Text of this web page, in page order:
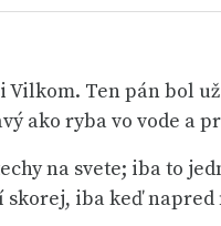
Ten pán bol
ako ryba vo vode a
na svete; iba to
skorej, iba keď